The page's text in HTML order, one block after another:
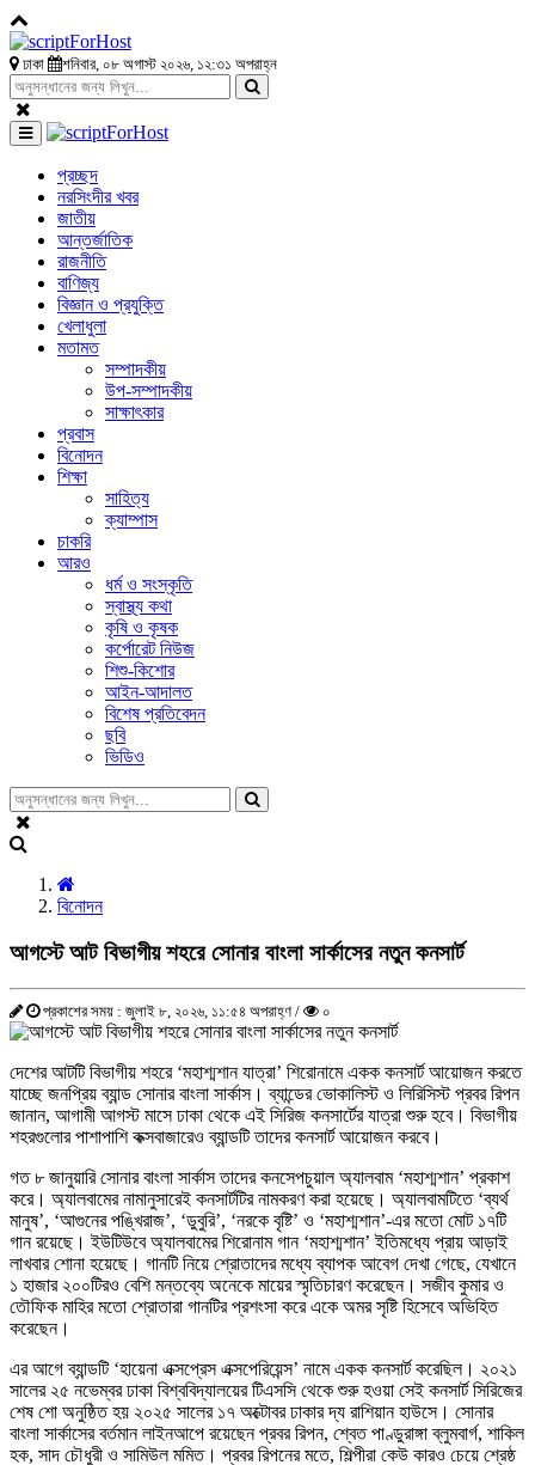
ঢাকা শনিবার, ০৮ অগাস্ট ২০২৬, ১২:৩১ অপরাহ্ন
প্রচ্ছদ
নরসিংদীর খবর
জাতীয়
আন্তর্জাতিক
রাজনীতি
বাণিজ্য
বিজ্ঞান ও প্রযুক্তি
খেলাধুলা
মতামত
সম্পাদকীয়
উপ-সম্পাদকীয়
সাক্ষাৎকার
প্রবাস
বিনোদন
শিক্ষা
সাহিত্য
ক্যাম্পাস
চাকরি
আরও
ধর্ম ও সংস্কৃতি
স্বাস্থ্য কথা
কৃষি ও কৃষক
কর্পোরেট নিউজ
শিশু-কিশোর
আইন-আদালত
বিশেষ প্রতিবেদন
ছবি
ভিডিও
বিনোদন
আগস্টে আট বিভাগীয় শহরে সোনার বাংলা সার্কাসের নতুন কনসার্ট
প্রকাশের সময় : জুলাই ৮, ২০২৬, ১১:৫৪ অপরাহ্ণ / ০
দেশের আটটি বিভাগীয় শহরে ‘মহাশ্মশান যাত্রা’ শিরোনামে একক কনসার্ট আয়োজন করতে
যাচ্ছে জনপ্রিয় ব্যান্ড সোনার বাংলা সার্কাস। ব্যান্ডের ভোকালিস্ট ও লিরিসিস্ট প্রবর রিপন
জানান, আগামী আগস্ট মাসে ঢাকা থেকে এই সিরিজ কনসার্টের যাত্রা শুরু হবে। বিভাগীয়
শহরগুলোর পাশাপাশি কক্সবাজারেও ব্যান্ডটি তাদের কনসার্ট আয়োজন করবে।
গত ৮ জানুয়ারি সোনার বাংলা সার্কাস তাদের কনসেপচুয়াল অ্যালবাম ‘মহাশ্মশান’ প্রকাশ
করে। অ্যালবামের নামানুসারেই কনসার্টটির নামকরণ করা হয়েছে। অ্যালবামটিতে ‘ব্যর্থ
মানুষ’, ‘আগুনের পঙ্খিরাজ’, ‘ডুবুরি’, ‘নরকে বৃষ্টি’ ও ‘মহাশ্মশান’-এর মতো মোট ১৭টি
গান রয়েছে। ইউটিউবে অ্যালবামের শিরোনাম গান ‘মহাশ্মশান’ ইতিমধ্যে প্রায় আড়াই
লাখবার শোনা হয়েছে। গানটি নিয়ে শ্রোতাদের মধ্যে ব্যাপক আবেগ দেখা গেছে, যেখানে
১ হাজার ২০০টিরও বেশি মন্তব্যে অনেকে মায়ের স্মৃতিচারণ করেছেন। সজীব কুমার ও
তৌফিক মাহির মতো শ্রোতারা গানটির প্রশংসা করে একে অমর সৃষ্টি হিসেবে অভিহিত
করেছেন।
এর আগে ব্যান্ডটি ‘হায়েনা এক্সপ্রেস এক্সপেরিয়েন্স’ নামে একক কনসার্ট করেছিল। ২০২১
সালের ২৫ নভেম্বর ঢাকা বিশ্ববিদ্যালয়ের টিএসসি থেকে শুরু হওয়া সেই কনসার্ট সিরিজের
শেষ শো অনুষ্ঠিত হয় ২০২৫ সালের ১৭ অক্টোবর ঢাকার দ্য রাশিয়ান হাউসে। সোনার
বাংলা সার্কাসের বর্তমান লাইনআপে রয়েছেন প্রবর রিপন, শ্বেত পাণ্ডুরাঙ্গা ব্লুমবার্গ, শাকিল
হক, সাদ চৌধুরী ও সামিউল মমিত। প্রবর রিপনের মতে, শিল্পীরা কেউ কারও চেয়ে শ্রেষ্ঠ